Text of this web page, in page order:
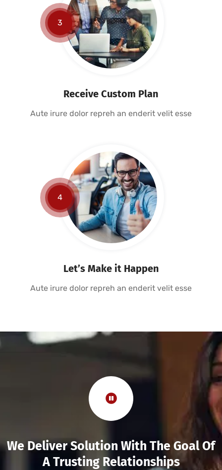
3
Receive Custom Plan
Aute irure dolor repreh an enderit velit esse
4
Let’s Make it Happen
Aute irure dolor repreh an enderit velit esse
We Deliver Solution With The Goal Of
A Trusting Relationships